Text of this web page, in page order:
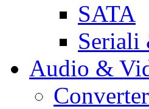
SATA
Seriali
Audio &